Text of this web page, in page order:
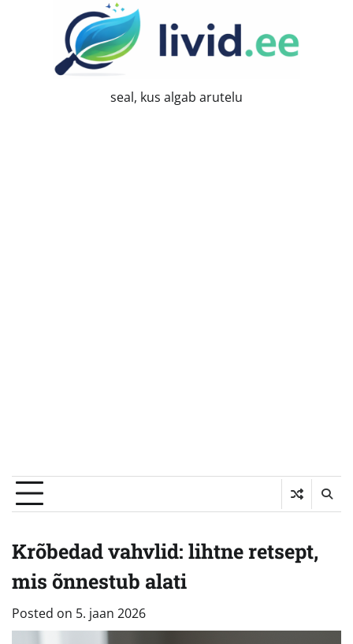
seal, kus algab arutelu
Krõbedad vahvlid: lihtne retsept,
mis õnnestub alati
Posted on 5. jaan 2026